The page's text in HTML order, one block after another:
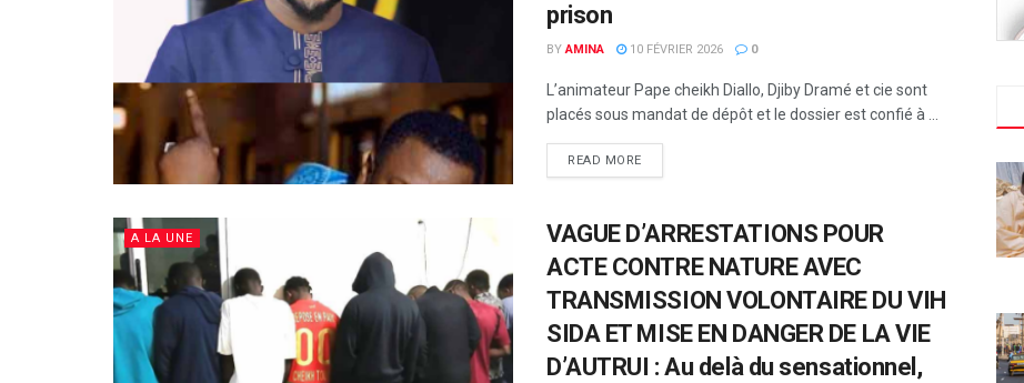
prison
BY AMINA 10 FÉVRIER 2026 0
L’animateur Pape cheikh Diallo, Djiby Dramé et cie sont
placés sous mandat de dépôt et le dossier est confié à ...
READ MORE
A LA UNE
VAGUE D’ARRESTATIONS POUR
ACTE CONTRE NATURE AVEC
TRANSMISSION VOLONTAIRE DU VIH
SIDA ET MISE EN DANGER DE LA VIE
D’AUTRUI : Au delà du sensationnel,